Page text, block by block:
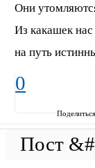
Они
Из какашек нас
на путь
0